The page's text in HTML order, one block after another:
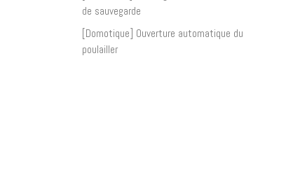
de sauvegarde
[Domotique] Ouverture automatique du
poulailler